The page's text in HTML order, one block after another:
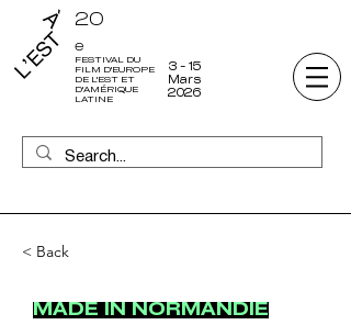
FESTIVAL DU
FILM D'EUROPE
DE L'EST ET
D'AMÉRIQUE
LATINE
20
e
3 - 15
Mars
2026
< Back
MADE IN NORMANDIE